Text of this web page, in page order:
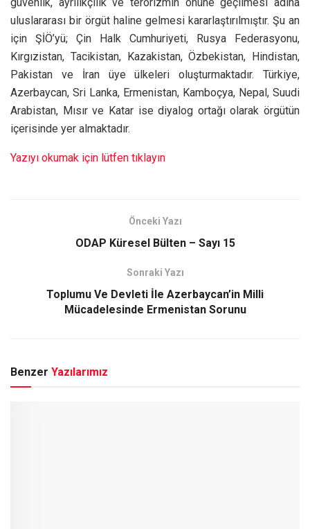
uluslararası bir örgüt haline gelmesi kararlaştırılmıştır. Şu an
için ŞİÖ’yü; Çin Halk Cumhuriyeti, Rusya Federasyonu,
Kırgızistan, Tacikistan, Kazakistan, Özbekistan, Hindistan,
Pakistan ve İran üye ülkeleri oluşturmaktadır. Türkiye,
Azerbaycan, Sri Lanka, Ermenistan, Kamboçya, Nepal, Suudi
Arabistan, Mısır ve Katar ise diyalog ortağı olarak örgütün
içerisinde yer almaktadır.
Yazıyı okumak için lütfen tıklayın
Önceki Yazı
ODAP Küresel Bülten – Sayı 15
Sonraki Yazı
Toplumu Ve Devleti İle Azerbaycan’in Milli
Mücadelesinde Ermenistan Sorunu
Benzer Yazılarımız